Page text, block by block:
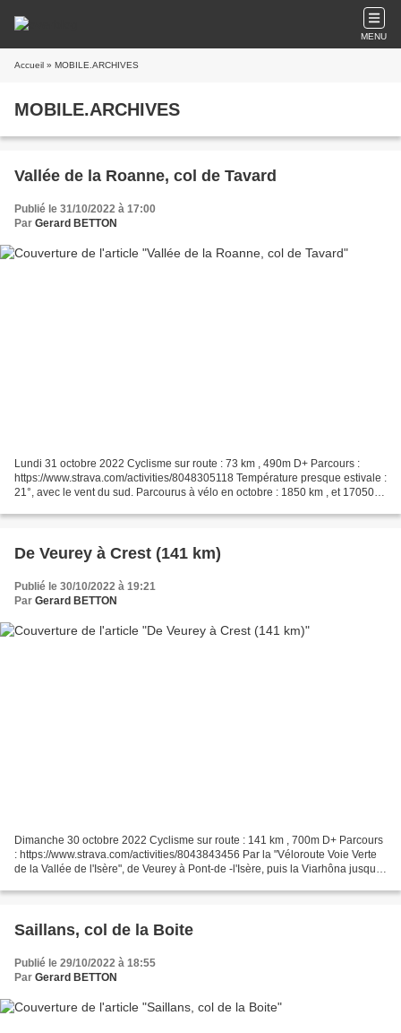
MENU
Accueil » MOBILE.ARCHIVES
MOBILE.ARCHIVES
Vallée de la Roanne, col de Tavard
Publié le 31/10/2022 à 17:00
Par Gerard BETTON
Lundi 31 octobre 2022 Cyclisme sur route : 73 km , 490m D+ Parcours :
https://www.strava.com/activities/8048305118 Température presque estivale :
21°, avec le vent du sud. Parcourus à vélo en octobre : 1850 km , et 17050
De Veurey à Crest (141 km)
Publié le 30/10/2022 à 19:21
Par Gerard BETTON
Dimanche 30 octobre 2022 Cyclisme sur route : 141 km , 700m D+ Parcours
: https://www.strava.com/activities/8043843456 Par la "Véloroute Voie Verte
de la Vallée de l'Isère", de Veurey à Pont-de -l'Isère, puis la Viarhôna jusqu'à
Saillans, col de la Boite
Publié le 29/10/2022 à 18:55
Par Gerard BETTON